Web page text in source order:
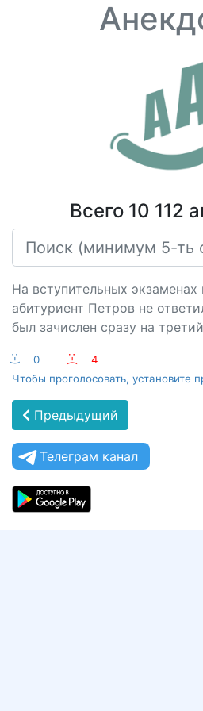
Всего 10 112
На вступительных
абитуриент Петров не
был зачислен сразу на
:-) 0 :-(
4
Чтобы проголосовать, установите
Предыдущий
Телеграм канал